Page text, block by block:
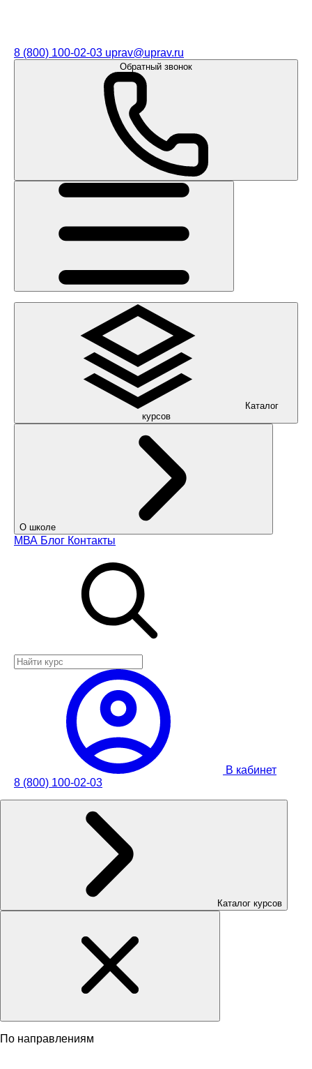
8 (800) 100-02-03 uprav@uprav.ru
Обратный звонок
Каталог
курсов
О школе
МВА Блог Контакты
В кабинет
8 (800) 100-02-03
Каталог курсов
По направлениям